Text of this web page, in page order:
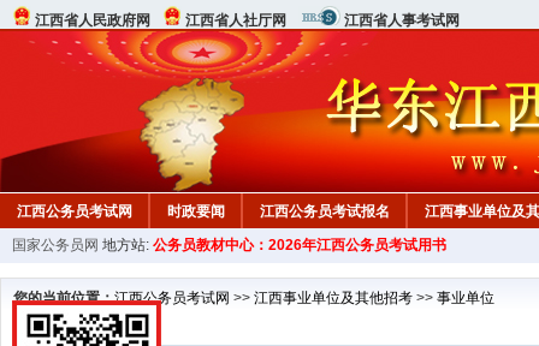
江西省人民政府网 江西省人社厅网 江西省人事考试网
江西公务员考试网 时政要闻 江西公务员考试报名 江西事业单位及
行测真题 在线咨询 教材中心
国家公务员网 地方站: 公务员教材中心：2026年江西公务员考试用书
您的当前位置：江西公务员考试网 >> 江西事业单位及其他招考 >> 事业单位